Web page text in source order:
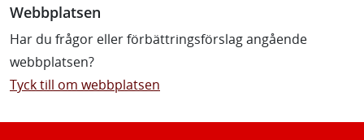
Webbplatsen
Har du frågor eller förbättringsförslag angående
webbplatsen?
Tyck till om webbplatsen